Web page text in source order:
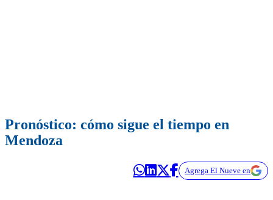
Pronóstico: cómo sigue el tiempo en
Mendoza
Agrega El Nueve en